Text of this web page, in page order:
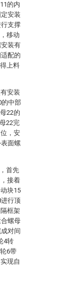
的内
安装
支撑
移动
装有
配的
上料
安装
的中部
22的
22完
，安
面螺
首先
接着
块15
行顶
框架
螺母
对间
4转
6带
现自